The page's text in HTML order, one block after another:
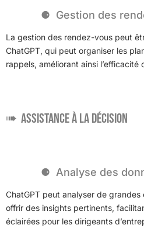
Gestion des
La gestion des rendez-vous peut
ChatGPT, qui peut organiser les
rappels, améliorant ainsi l’efficacité
Assistance à la décision
Analyse des
ChatGPT peut analyser de
offrir des insights pertinents,
éclairées pour les dirigeants